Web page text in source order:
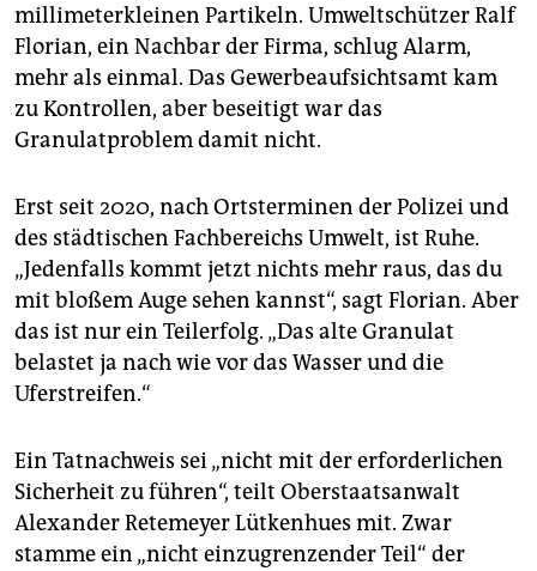
millimeterkleinen Partikeln. Umweltschützer Ralf
Florian, ein Nachbar der Firma, schlug Alarm,
mehr als einmal. Das Gewerbeaufsichts­amt kam
zu Kontrollen, aber beseitigt war das
Granulatproblem damit nicht.
Erst seit 2020, nach Ortsterminen der Polizei und
des städtischen Fachbereichs Umwelt, ist Ruhe.
„Jedenfalls kommt jetzt nichts mehr raus, das du
mit bloßem Auge sehen kannst“, sagt Florian. Aber
das ist nur ein Teilerfolg. „Das alte Granulat
belastet ja nach wie vor das Wasser und die
Uferstreifen.“
Ein Tatnachweis sei „nicht mit der erforderlichen
Sicherheit zu führen“, teilt Oberstaatsanwalt
Alexander Retemeyer Lütkenhues mit. Zwar
stamme ein „nicht einzugrenzender Teil“ der